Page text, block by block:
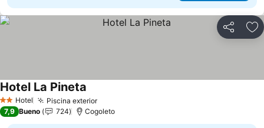
Compartir
2 Estrellas
Hotel Piscina exterior
Hotel La Pineta
7,9 Bueno 724 Cogoleto